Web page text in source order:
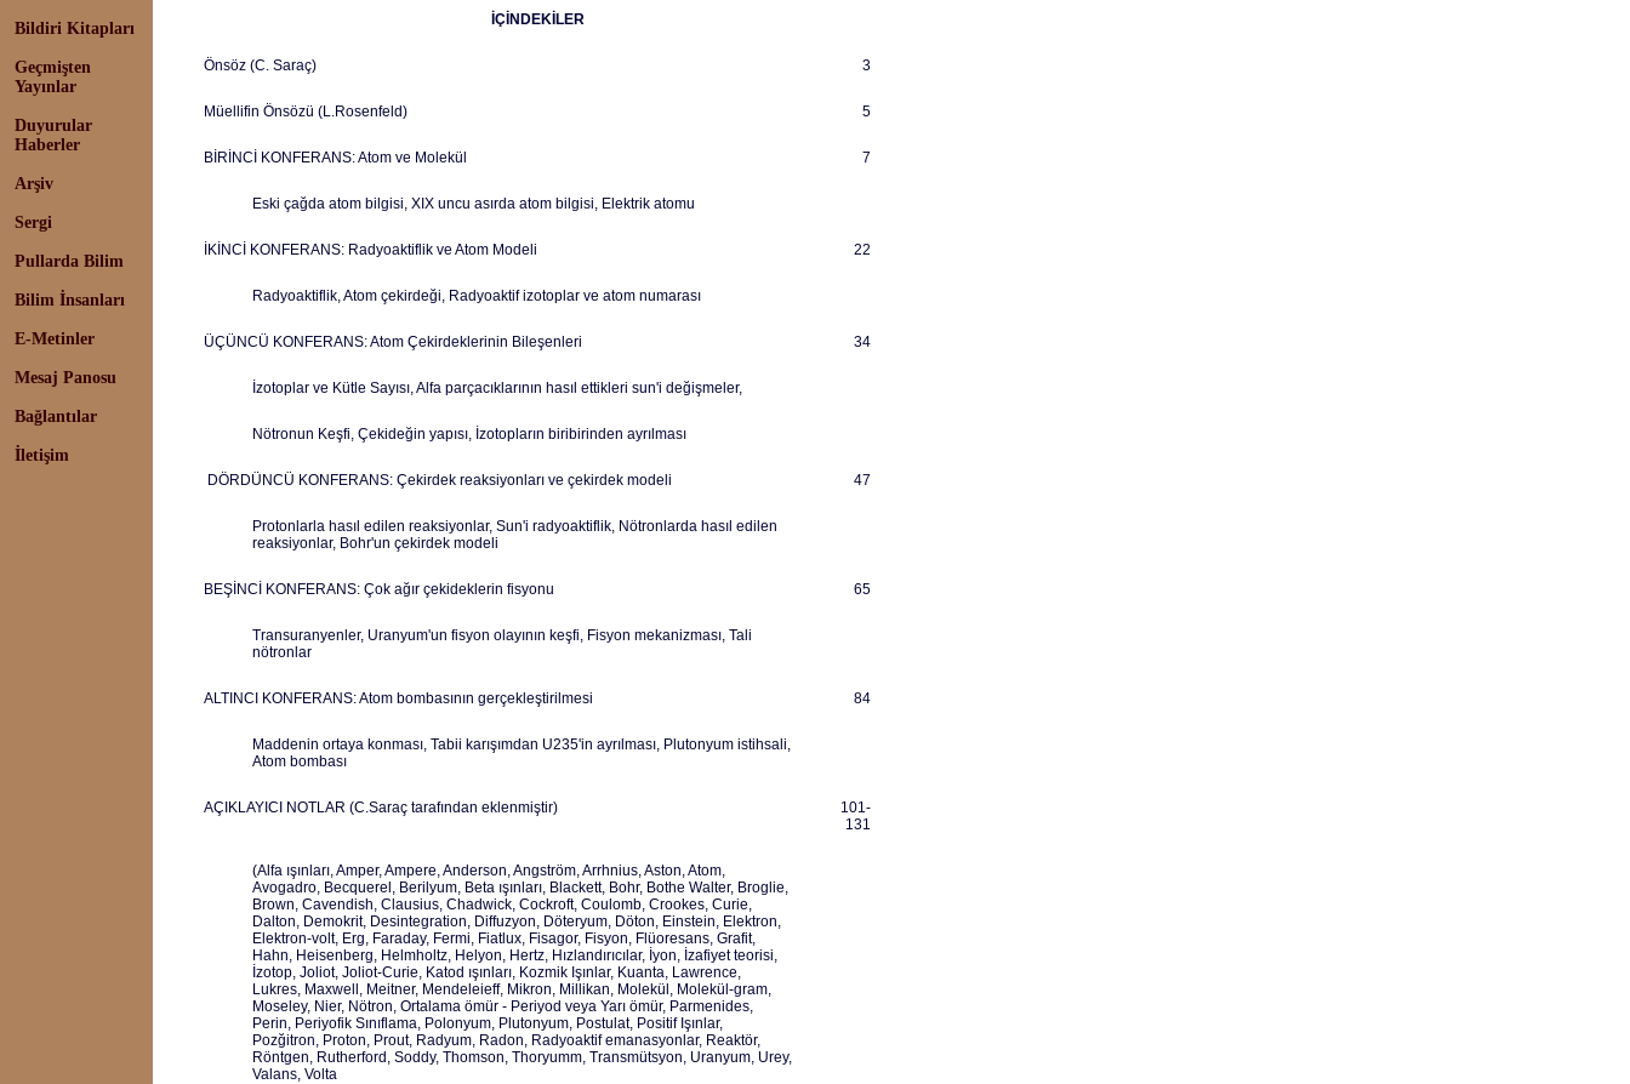
Bildiri Kitapları
Geçmişten
Yayınlar
Duyurular
Haberler
Arşiv
Sergi
Pullarda Bilim
Bilim İnsanları
E-Metinler
Mesaj Panosu
Bağlantılar
İletişim
İÇİNDEKİLER
Önsöz (C. Saraç) 3
Müellifin Önsözü (L.Rosenfeld) 5
BİRİNCİ KONFERANS: Atom ve Molekül 7
Eski çağda atom bilgisi, XIX uncu asırda atom bilgisi, Elektrik atomu
İKİNCİ KONFERANS: Radyoaktiflik ve Atom Modeli 22
Radyoaktiflik, Atom çekirdeği, Radyoaktif izotoplar ve atom numarası
ÜÇÜNCÜ KONFERANS: Atom Çekirdeklerinin Bileşenleri 34
İzotoplar ve Kütle Sayısı, Alfa parçacıklarının hasıl ettikleri sun'i değişmeler,
Nötronun Keşfi, Çekideğin yapısı, İzotopların biribirinden ayrılması
DÖRDÜNCÜ KONFERANS: Çekirdek reaksiyonları ve çekirdek modeli 47
Protonlarla hasıl edilen reaksiyonlar, Sun'i radyoaktiflik, Nötronlarda hasıl edilen
reaksiyonlar, Bohr'un çekirdek modeli
BEŞİNCİ KONFERANS: Çok ağır çekideklerin fisyonu 65
Transuranyenler, Uranyum'un fisyon olayının keşfi, Fisyon mekanizması, Tali
nötronlar
ALTINCI KONFERANS: Atom bombasının gerçekleştirilmesi 84
Maddenin ortaya konması, Tabii karışımdan U235'in ayrılması, Plutonyum istihsali,
Atom bombası
AÇIKLAYICI NOTLAR (C.Saraç tarafından eklenmiştir)
101-
131
(Alfa ışınları, Amper, Ampere, Anderson, Angström, Arrhnius, Aston, Atom,
Avogadro, Becquerel, Berilyum, Beta ışınları, Blackett, Bohr, Bothe Walter, Broglie,
Brown, Cavendish, Clausius, Chadwick, Cockroft, Coulomb, Crookes, Curie,
Dalton, Demokrit, Desintegration, Diffuzyon, Döteryum, Döton, Einstein, Elektron,
Elektron-volt, Erg, Faraday, Fermi, Fiatlux, Fisagor, Fisyon, Flüoresans, Grafit,
Hahn, Heisenberg, Helmholtz, Helyon, Hertz, Hızlandırıcılar, İyon, İzafiyet teorisi,
İzotop, Joliot, Joliot-Curie, Katod ışınları, Kozmik Işınlar, Kuanta, Lawrence,
Lukres, Maxwell, Meitner, Mendeleieff, Mikron, Millikan, Molekül, Molekül-gram,
Moseley, Nier, Nötron, Ortalama ömür - Periyod veya Yarı ömür, Parmenides,
Perin, Periyofik Sınıflama, Polonyum, Plutonyum, Postulat, Positif Işınlar,
Pozğitron, Proton, Prout, Radyum, Radon, Radyoaktif emanasyonlar, Reaktör,
Röntgen, Rutherford, Soddy, Thomson, Thoryumm, Transmütsyon, Uranyum, Urey,
Valans, Volta